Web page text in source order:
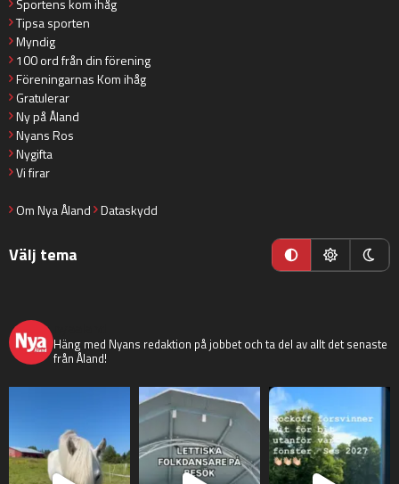
Tipsa sporten
Myndig
100 ord från din förening
Föreningarnas Kom ihåg
Gratulerar
Ny på Åland
Nyans Ros
Nygifta
Vi firar
Om Nya Åland Dataskydd
Välj tema
Häng med Nyans redaktion på jobbet och ta del av allt det senaste
från Åland!